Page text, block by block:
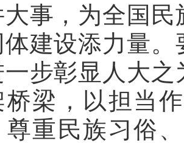
大事，为全国
建设添力量
一步彰显人大
桥梁，以担当
尊重民族习俗